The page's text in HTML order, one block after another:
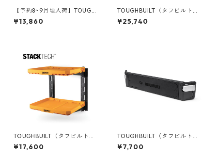
【予約8~9月頃入荷】TOUGHB
UILT（タフビルト）STACK TE
CH(スタックテック) ツールボ
¥13,860
TOUGHBUILT（タフビルト）S
TACK TECH(スタックテック) 1
ドロワーボックス（サイドロ
¥25,740
TOUGHBUILT（タフビルト）S
TACK TECH(スタックテック)
2シェルフ収納システム TB-B1
¥17,600
TOUGHBUILT（タフビルト）S
TACK TECH(スタックテック)
マグネットバー TB-B1-A-33
¥7,700